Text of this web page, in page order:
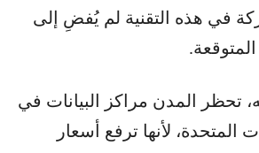
في هذه التقنية لم يُفضِ إلى
تحظر المدن مراكز البيانات في
المتحدة، لأنها ترفع أسعار